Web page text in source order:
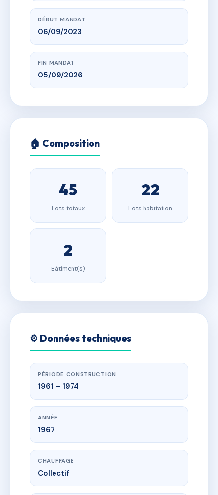
DÉBUT MANDAT
06/09/2023
FIN MANDAT
05/09/2026
🏠 Composition
45
Lots totaux
22
Lots habitation
2
Bâtiment(s)
⚙️ Données techniques
PÉRIODE CONSTRUCTION
1961 – 1974
ANNÉE
1967
CHAUFFAGE
Collectif